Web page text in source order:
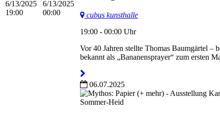
6/13/2025
19:00
6/13/2025
00:00
cubus kunsthalle
19:00 - 00:00 Uhr
Vor 40 Jahren stellte Thomas Baumgärtel –
bekannt als „Bananensprayer“ zum ersten
06.07.2025